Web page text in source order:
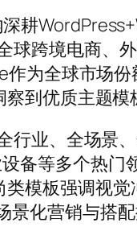
耕
球跨境电商、
为全球市场
到优质主题模
行业、全场景
备等多个热
模板强调视
化营销与搭